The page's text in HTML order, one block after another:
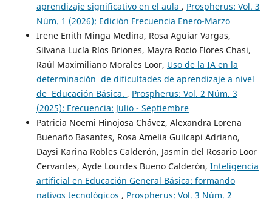
aprendizaje significativo en el aula , Prospherus: Vol. 3
Núm. 1 (2026): Edición Frecuencia Enero-Marzo
Irene Enith Minga Medina, Rosa Aguiar Vargas,
Silvana Lucía Ríos Briones, Mayra Rocio Flores Chasi,
Raúl Maximiliano Morales Loor, Uso de la IA en la
determinación de dificultades de aprendizaje a nivel
de Educación Básica. , Prospherus: Vol. 2 Núm. 3
(2025): Frecuencia: Julio - Septiembre
Patricia Noemi Hinojosa Chávez, Alexandra Lorena
Buenaño Basantes, Rosa Amelia Guilcapi Adriano,
Daysi Karina Robles Calderón, Jasmín del Rosario Loor
Cervantes, Ayde Lourdes Bueno Calderón, Inteligencia
artificial en Educación General Básica: formando
nativos tecnológicos , Prospherus: Vol. 3 Núm. 2